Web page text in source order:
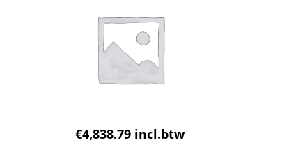
€4,838.79 incl.btw